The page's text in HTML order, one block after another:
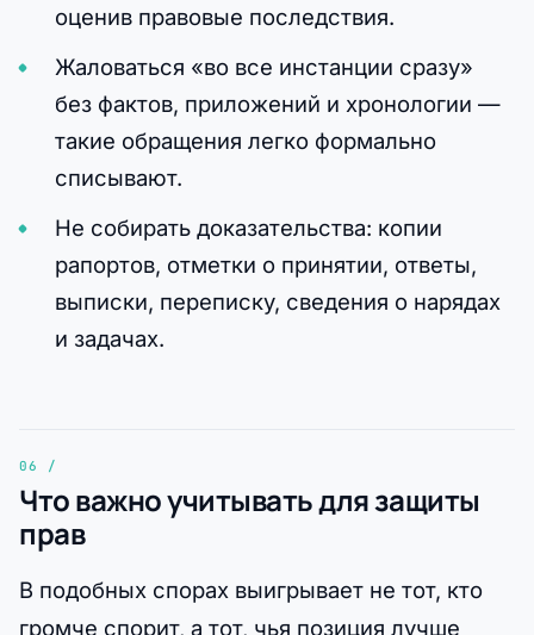
оценив правовые последствия.
Жаловаться «во все инстанции сразу»
без фактов, приложений и хронологии —
такие обращения легко формально
списывают.
Не собирать доказательства: копии
рапортов, отметки о принятии, ответы,
выписки, переписку, сведения о нарядах
и задачах.
Что важно учитывать для защиты
прав
В подобных спорах выигрывает не тот, кто
громче спорит, а тот, чья позиция лучше